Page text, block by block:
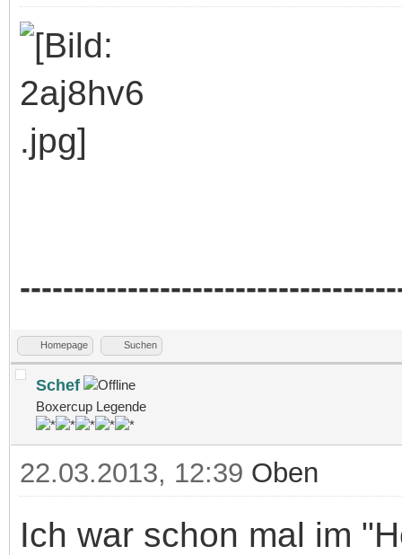
Homepage Suchen
Schef
Boxercup Legende
22.03.2013, 12:39 Oben
Ich war schon mal im